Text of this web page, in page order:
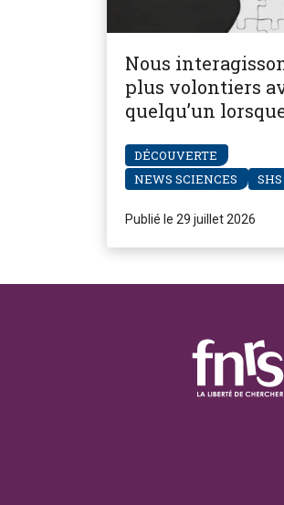
Nous
plus volontiers
quelqu’un
souvenirs fiables
DÉCOUVERTE
NEWS SCIENCES
SHS
Publié le 29 juillet 2026